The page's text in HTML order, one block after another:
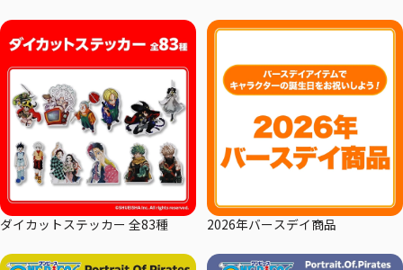
ダイカットステッカー 全83種 2026年バースデイ商品